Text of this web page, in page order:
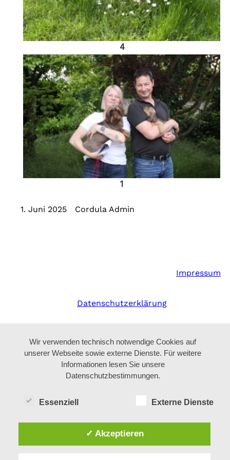
4
1
1. Juni 2025 Cordula Admin
Impressum
Datenschutzerklärung
Wir verwenden technisch notwendige Cookies auf
unserer Webseite sowie externe Dienste. Für weitere
Informationen lesen Sie unsere
Datenschutzbestimmungen.
Essenziell Externe Dienste
✓ Akzeptieren